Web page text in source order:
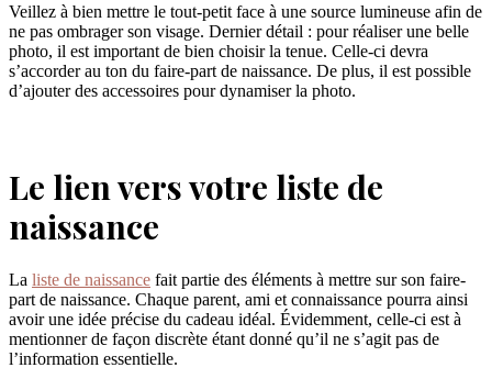
Veillez à bien mettre le tout-petit face à une source lumineuse afin de
ne pas ombrager son visage. Dernier détail : pour réaliser une belle
photo, il est important de bien choisir la tenue. Celle-ci devra
s’accorder au ton du faire-part de naissance. De plus, il est possible
d’ajouter des accessoires pour dynamiser la photo.
Le lien vers votre liste de
naissance
La liste de naissance fait partie des éléments à mettre sur son faire-
part de naissance. Chaque parent, ami et connaissance pourra ainsi
avoir une idée précise du cadeau idéal. Évidemment, celle-ci est à
mentionner de façon discrète étant donné qu’il ne s’agit pas de
l’information essentielle.